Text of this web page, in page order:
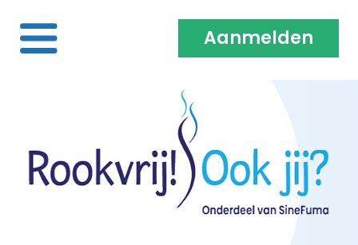
Home
Over ons
Medewerkers & Coaches
Aanmelden